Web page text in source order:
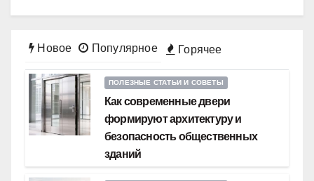
Новое Популярное Горячее
ПОЛЕЗНЫЕ СТАТЬИ И СОВЕТЫ
Как современные двери
формируют архитектуру и
безопасность общественных
зданий